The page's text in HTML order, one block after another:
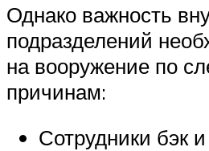
Однако важность
подразделений
на вооружение по
причинам:
Сотрудники бэк